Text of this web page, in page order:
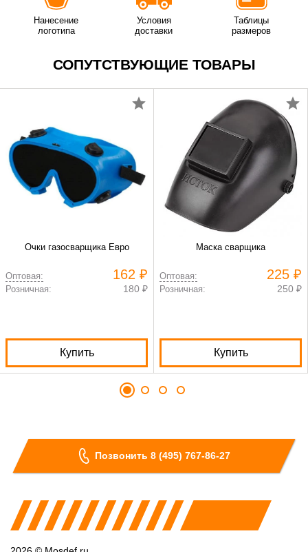
Нанесение
логотипа
Условия
доставки
Таблицы
размеров
СОПУТСТВУЮЩИЕ ТОВАРЫ
Очки газосварщика Евро
Оптовая: 162 ₽
Розничная: 180 ₽
Купить
Маска сварщика
Оптовая: 225 ₽
Розничная: 250 ₽
Купить
Позвонить 8 (495) 767-86-27